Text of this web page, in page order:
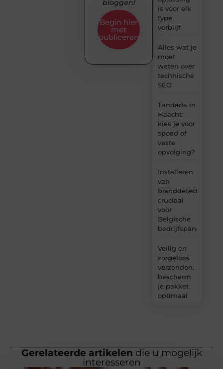
is voor elk
type
verblijf
Alles wat je
moet
weten over
technische
SEO
Tandarts in
Haacht:
kies je voor
spoed of
vaste
opvolging?
Installeren
van
branddetectie:
cruciaal
voor
Belgische
bedrijfspanden
Veilig en
zorgeloos
verzenden:
bescherm
je pakket
optimaal
bloggen!
Begin hier
met
publiceren
Gerelateerde artikelen die u mogelijk
interesseren